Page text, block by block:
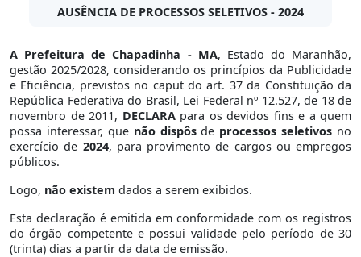
AUSÊNCIA DE PROCESSOS SELETIVOS - 2024
A Prefeitura de Chapadinha - MA, Estado do Maranhão,
gestão 2025/2028, considerando os princípios da Publicidade
e Eficiência, previstos no caput do art. 37 da Constituição da
República Federativa do Brasil, Lei Federal nº 12.527, de 18 de
novembro de 2011, DECLARApara os devidos fins e a quem
possa interessar, que não dispôsde processos seletivos no
exercício de 2024, para provimento de cargos ou empregos
públicos.
Logo, não existem dados a serem exibidos.
Esta declaração é emitida em conformidade com os registros
do órgão competente e possui validade pelo período de 30
(trinta) dias a partir da data de emissão.